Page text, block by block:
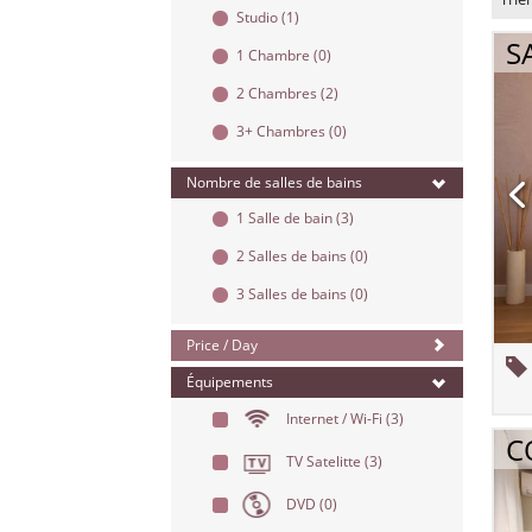
Studio(1)
1 Chambre(0)
2 Chambres(2)
3+ Chambres(0)
Nombre de salles de bains
1 Salle de bain(3)
2 Salles de bains(0)
3 Salles de bains(0)
Price / Day
Équipements
Internet / Wi-Fi(3)
TV Satelitte(3)
DVD(0)